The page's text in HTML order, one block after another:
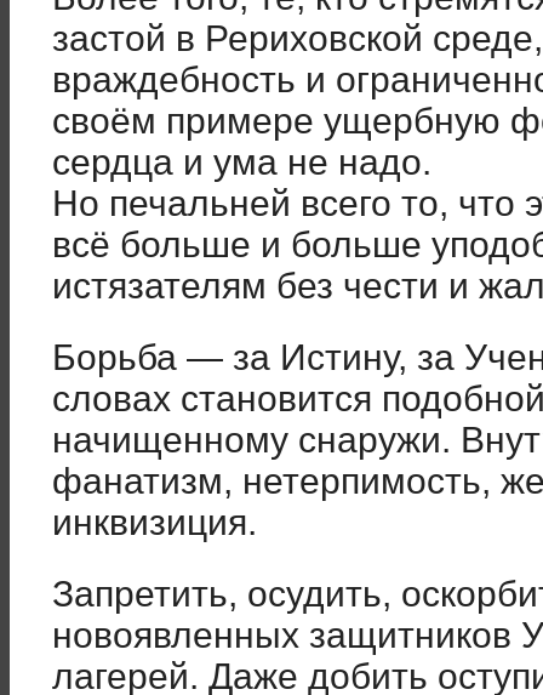
застой в Рериховской
враждебность и
своём примере ущербную
сердца и ума не надо.
Но печальней всего то,
всё больше и больше
истязателям без чести и
Борьба — за Истину, за
словах становится
начищенному снаружи.
фанатизм, нетерпимость,
инквизиция.
Запретить, осудить,
новоявленных защитников
лагерей. Даже добить